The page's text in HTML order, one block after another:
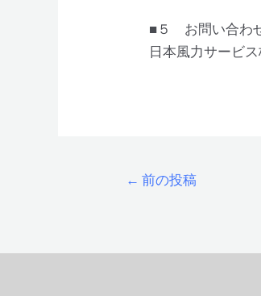
■５ お問い合わ
日本風力サービ
← 前の投稿